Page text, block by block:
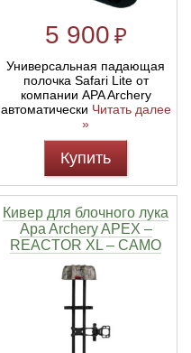
5 900 ₽
Универсальная падающая
полочка Safari Lite от
компании APA Archery
автоматически Читать далее
»
Купить
Кивер для блочного лука
Apa Archery APEX –
REACTOR XL – CAMO